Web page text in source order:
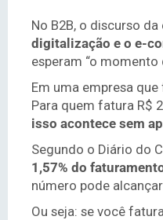
No B2B, o discurso
digitalização e o e-
esperam “o
Em uma empresa
Para quem fatura R$
isso acontece sem
Segundo o Diário do
1,57% do
número pode
Ou seja: se você